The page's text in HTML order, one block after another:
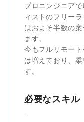
プロエンジニア
ィストのフリー
はおよそ半数の
ます。
今もフルリモー
は増えており、
す。
必要なスキル